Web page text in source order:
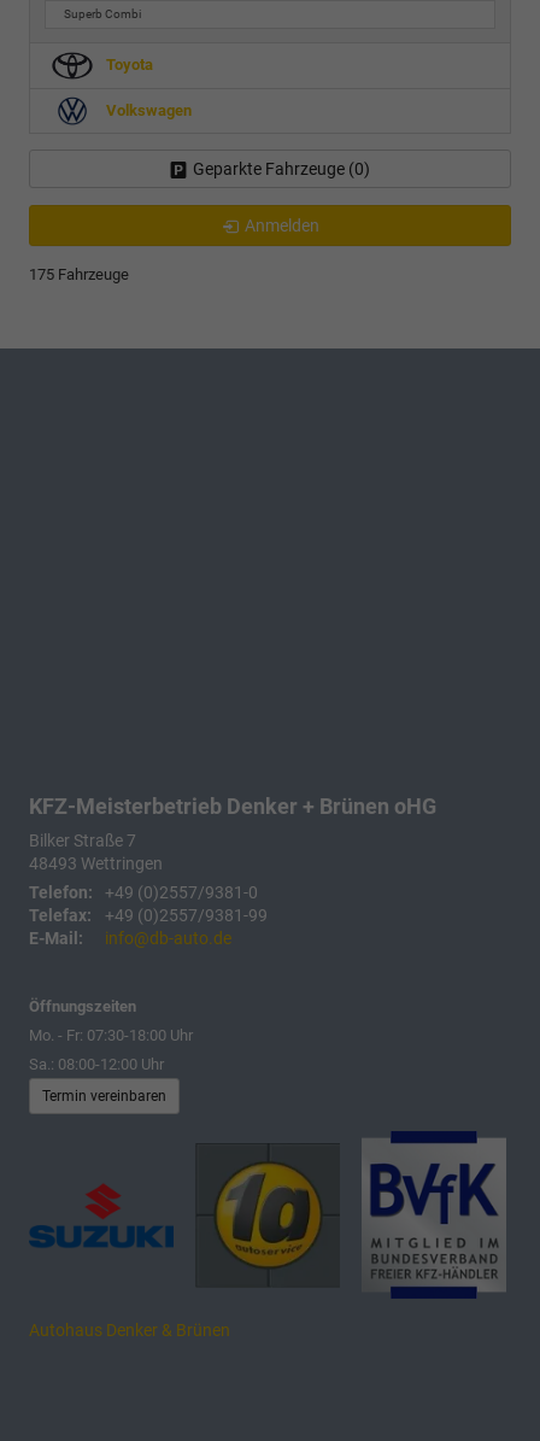
Superb Combi
Toyota
Volkswagen
Geparkte Fahrzeuge (0)
Anmelden
175 Fahrzeuge
KFZ-Meisterbetrieb Denker + Brünen oHG
Bilker Straße 7
48493 Wettringen
Telefon:
+49 (0)2557/9381-0
Telefax:
+49 (0)2557/9381-99
E-Mail:
info@db-auto.de
Öffnungszeiten
Mo. - Fr: 07:30-18:00 Uhr
Sa.: 08:00-12:00 Uhr
Termin vereinbaren
Autohaus Denker & Brünen